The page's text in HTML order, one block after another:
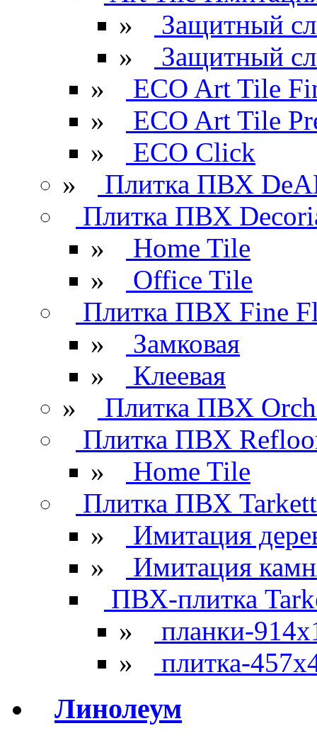
»
Защитный
»
Защитный
»
ECO Art Tile
»
ECO Art Tile
»
ECO Click
»
Плитка ПВХ
Плитка ПВХ
»
Home Tile
»
Office Tile
Плитка ПВХ Fine
»
Замковая
»
Клеевая
»
Плитка ПВХ
Плитка ПВХ
»
Home Tile
Плитка ПВХ Tarkett
»
Имитация
»
Имитация
ПВХ-плитка
»
планки-
»
плитка-
Линолеум